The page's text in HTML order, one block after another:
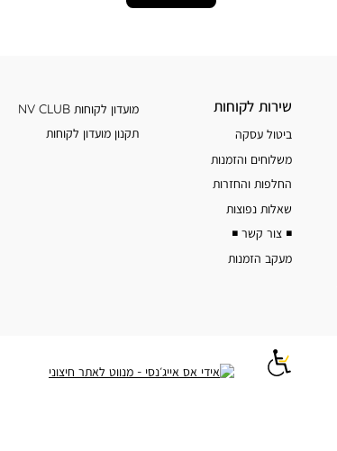
שירות
שירות לקוחות
ביטול עסקה
משלוחים והזמנות
החלפות והחזרות
שאלות נפוצות
◾️ צור קשר ◾️
מעקב הזמנות
מידע
נוסף
מועדון לקוחות NV CLUB
תקנון מועדון לקוחות